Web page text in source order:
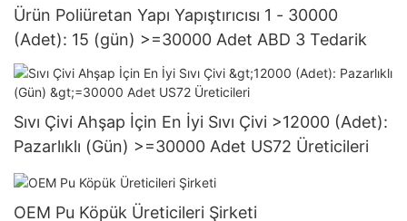
Ürün Poliüretan Yapı Yapıştırıcısı 1 - 30000
(Adet): 15 (gün) >=30000 Adet ABD 3 Tedarik
Sıvı Çivi Ahşap İçin En İyi Sıvı Çivi >12000 (Adet):
Pazarlıklı (Gün) >=30000 Adet US72 Üreticileri
OEM Pu Köpük Üreticileri Şirketi